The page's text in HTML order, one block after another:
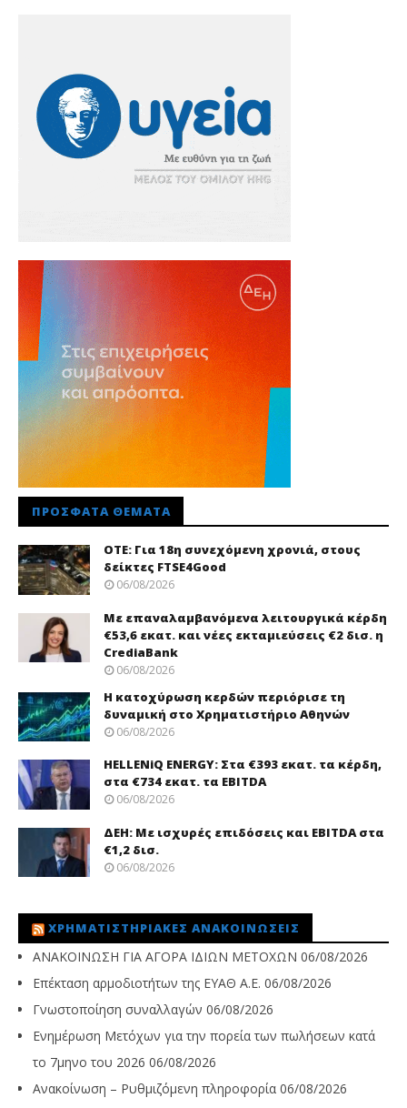
ΠΡΌΣΦΑΤΑ ΘΈΜΑΤΑ
ΟΤΕ: Για 18η συνεχόμενη χρονιά, στους
δείκτες FTSE4Good
06/08/2026
Με επαναλαμβανόμενα λειτουργικά κέρδη
€53,6 εκατ. και νέες εκταμιεύσεις €2 δισ. η
CrediaBank
06/08/2026
Η κατοχύρωση κερδών περιόρισε τη
δυναμική στο Χρηματιστήριο Αθηνών
06/08/2026
HELLENiQ ENERGY: Στα €393 εκατ. τα κέρδη,
στα €734 εκατ. τα EBITDA
06/08/2026
ΔΕΗ: Με ισχυρές επιδόσεις και EBITDA στα
€1,2 δισ.
06/08/2026
ΧΡΗΜΑΤΙΣΤΗΡΙΑΚΈΣ ΑΝΑΚΟΙΝΏΣΕΙΣ
ΑΝΑΚΟΙΝΩΣΗ ΓΙΑ ΑΓΟΡΑ ΙΔΙΩΝ ΜΕΤΟΧΩΝ 06/08/2026
Επέκταση αρμοδιοτήτων της ΕΥΑΘ Α.Ε. 06/08/2026
Γνωστοποίηση συναλλαγών 06/08/2026
Ενημέρωση Μετόχων για την πορεία των πωλήσεων κατά
το 7μηνο του 2026 06/08/2026
Ανακοίνωση – Ρυθμιζόμενη πληροφορία 06/08/2026